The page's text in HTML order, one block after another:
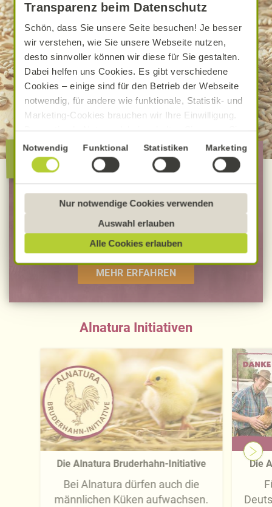
Transparenz beim Datenschutz
Schön, dass Sie unsere Seite besuchen! Je besser
wir verstehen, wie Sie unsere Webseite nutzen,
desto sinnvoller können wir diese für Sie gestalten.
Dabei helfen uns Cookies. Es gibt verschiedene
Cookies – einige sind für den Betrieb der Webseite
notwendig, für andere wie funktionale, Statistik- und
Marketing-Cookies brauchen wir Ihre Einwilligung.
Das optimale Nutzererlebnis erhalten Sie, wenn Sie
„Alle Cookies erlauben“ anklicken. Ihre Einwilligung
umfasst in diesem Fall auch den Einsatz von
Dienstleistern in Drittländern, die kein mit der EU
Sofern personenbezogene Daten dorthin übermittelt
werden, besteht das Risiko, dass diese erfasst und
analysiert werden und Betroffenenrechte nicht
durchgesetzt werden könnten. Sie können jederzeit
Ihre Einwilligung zur Datenverarbeitung und
-übermittlung widerrufen und Tools deaktivieren.
Datenschutzerklärung.
Näheres über uns erfahren Sie in unserem
Impressum.
Einwilligungsauswahl
Notwendig Funktional Statistiken Marketing
Alle Cookies erlauben
Auswahl erlauben
Nur notwendige Cookies verwenden
Die besondere Alnatura
Qualität
100 % Bio-Lebensmittel
Bevorzugt Bio-Verbandsware
unabhängig geprüfte Rezepturen
MEHR ERFAHREN
Alnatura Initiativen
Die Alnatura Bruderhahn-Initiative
Bei Alnatura dürfen auch die
männlichen Küken aufwachsen.
Die